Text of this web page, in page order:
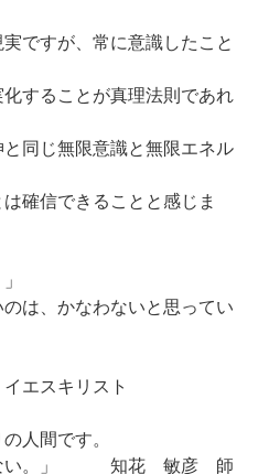
ですが、常に意識したこと
することが真理法則であれ
同じ無限意識と無限エネル
確信できることと感じま
は、かなわないと思ってい
エスキリスト
人間です。
ない。」 知花 敏彦 師